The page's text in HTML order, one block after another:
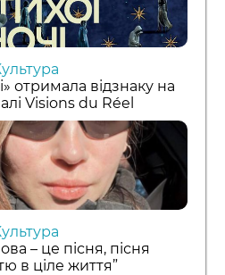
отримала відзнаку на
Visions du Réel
– це пісня, пісня
в ціле життя”